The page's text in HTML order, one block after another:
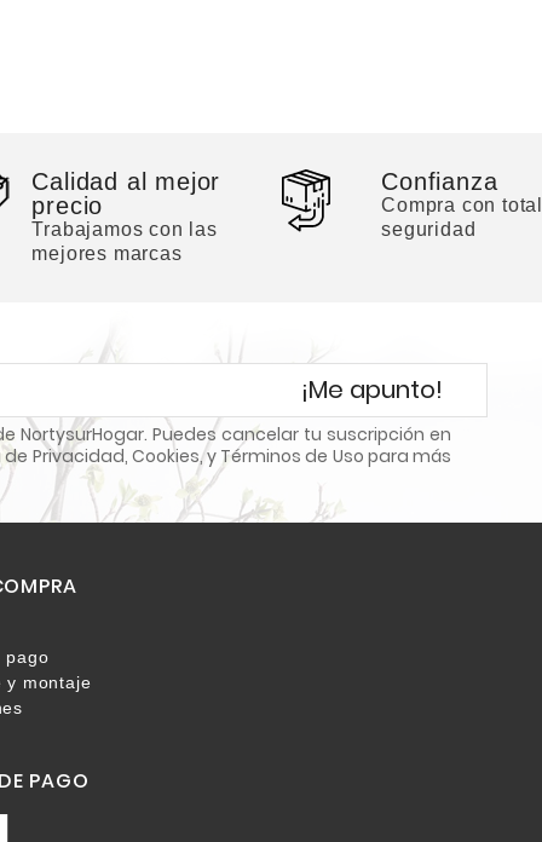
Calidad al mejor
precio
Trabajamos con las
mejores marcas
Confianza
Compra con total
seguridad
¡Me apunto!
NortysurHogar. Puedes cancelar tu suscripción en
Privacidad, Cookies, y Términos de Uso para más
pago
y montaje
PAGO